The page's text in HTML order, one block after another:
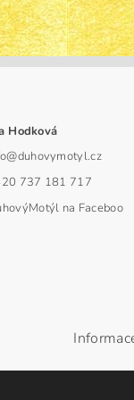
Hodková
@duhovymotyl.cz
737 181 717
na Faceboo